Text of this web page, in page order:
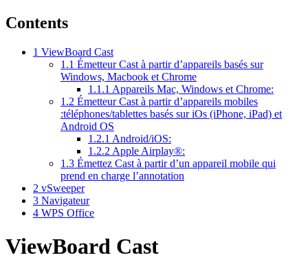
Contents
1 ViewBoard Cast
1.1 Émetteur Cast à partir d’appareils basés sur
Windows, Macbook et Chrome
1.1.1 Appareils Mac, Windows et Chrome:
1.2 Émetteur Cast à partir d’appareils mobiles
:téléphones/tablettes basés sur iOs (iPhone, iPad) et
Android OS
1.2.1 Android/iOS:
1.2.2 Apple Airplay®:
1.3 Émettez Cast à partir d’un appareil mobile qui
prend en charge l’annotation
2 vSweeper
3 Navigateur
4 WPS Office
ViewBoard Cast